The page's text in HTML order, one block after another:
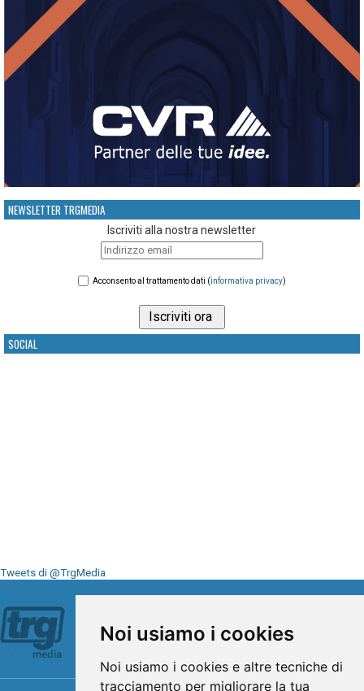
Noi usiamo i cookies
Noi usiamo i cookies e altre tecniche di
tracciamento per migliorare la tua
NEWSLETTER TRGMEDIA
Iscriviti alla nostra newsletter
Acconsento al trattamento dati (informativa privacy)
SOCIAL
Tweets di @TrgMedia